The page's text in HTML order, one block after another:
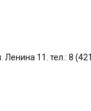
Ленина 11. тел.: 8